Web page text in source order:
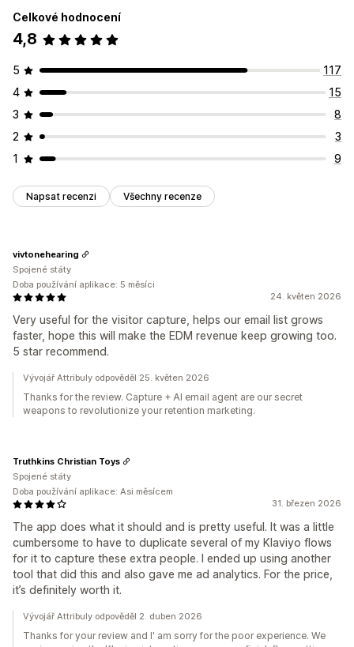
Celkové hodnocení
4,8
5
117
4
15
3
8
2
3
1
9
Napsat recenzi Všechny recenze
24. květen 2026
Very useful for the visitor capture, helps our email list grows
faster, hope this will make the EDM revenue keep growing too.
5 star recommend.
vivtonehearing
Spojené státy
Doba používání aplikace: 5 měsíci
Vývojář Attribuly odpověděl 25. květen 2026
Thanks for the review. Capture + AI email agent are our secret
weapons to revolutionize your retention marketing.
31. březen 2026
The app does what it should and is pretty useful. It was a little
cumbersome to have to duplicate several of my Klaviyo flows
for it to capture these extra people. I ended up using another
tool that did this and also gave me ad analytics. For the price,
it’s definitely worth it.
Truthkins Christian Toys
Spojené státy
Doba používání aplikace: Asi měsícem
Vývojář Attribuly odpověděl 2. duben 2026
Thanks for your review and I' am sorry for the poor experience. We